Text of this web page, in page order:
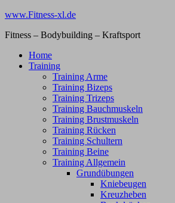
Zum
springen
www.Fitness-xl.de
Fitness – Bodybuilding – Kraftsport
Home
Training
Training Arme
Training Bizeps
Training Trizeps
Training Bauchmuskeln
Training Brustmuskeln
Training Rücken
Training Schultern
Training Beine
Training Allgemein
Grundübungen
Kniebeugen
Kreuzheben